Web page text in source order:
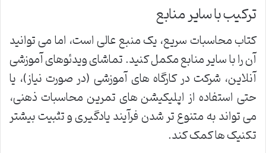
ترکیب با سایر منابع
کتاب محاسبات سریع، یک منبع عالی است، اما می توانید
آن را با سایر منابع مکمل کنید. تماشای ویدئوهای آموزشی
آنلاین، شرکت در کارگاه های آموزشی (در صورت نیاز)، یا
حتی استفاده از اپلیکیشن های تمرین محاسبات ذهنی،
می تواند به متنوع تر شدن فرآیند یادگیری و تثبیت بیشتر
تکنیک ها کمک کند.